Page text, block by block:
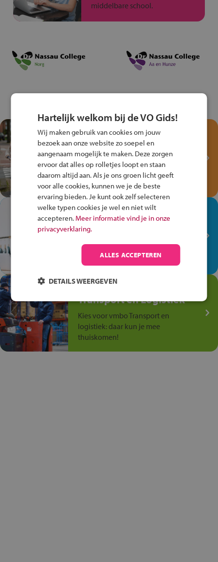
middelbare school.
Test je kennis met het
Fiets Veilig
Verkeersspel!
Speel het Fiets Veilig Verkeersspel
en win een Cortina-fiets!
In de winkel ben je op je
plek!
op de winkelvloer, waar elke dag
anders is!
Jouw talent in de
Transport en Logistiek
Kies voor vmbo Transport en
logistiek: daar kun je mee
thuiskomen!
Hartelijk welkom bij de VO Gids!
Wij maken gebruik van cookies om jouw
bezoek aan onze website zo soepel en
aangenaam mogelijk te maken. Deze zorgen
ervoor dat alles op rolletjes loopt en staan
daarom altijd aan. Als je ons groen licht geeft
voor alle cookies, kunnen we je de beste
ervaring bieden. Je kunt ook zelf selecteren
welke typen cookies je wel en niet wilt
accepteren. Meer informatie vind je in onze
privacyverklaring.
ALLES ACCEPTEREN
DETAILS WEERGEVEN